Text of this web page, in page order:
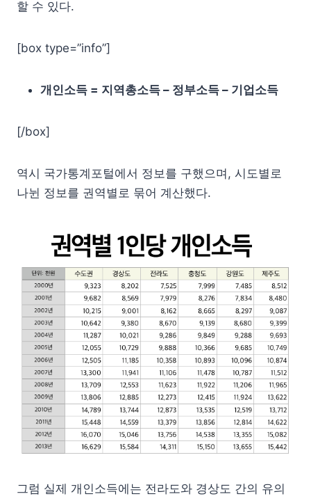
할 수 있다.
[box type=”info”]
개인소득 = 지역총소득 – 정부소득 – 기업소득
[/box]
역시 국가통계포털에서 정보를 구했으며, 시도별로
나뉜 정보를 권역별로 묶어 계산했다.
그럼 실제 개인소득에는 전라도와 경상도 간의 유의